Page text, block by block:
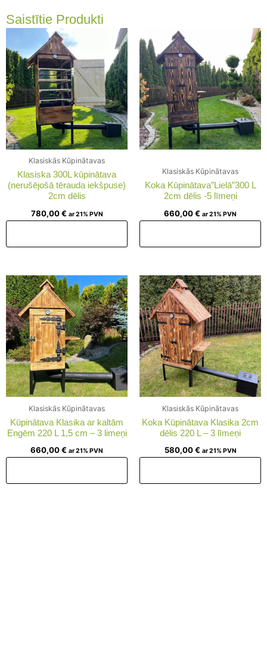
Saistītie Produkti
Klasiskās Kūpinātavas
Klasiska 300L kūpinātava
(nerušējošā tērauda iekšpuse)
2cm dēlis
780,00€ ar 21% PVN
Klasiskās Kūpinātavas
Koka Kūpinātava”Lielā”300 L
2cm dēlis -5 līmeņi
660,00€ ar 21% PVN
Klasiskās Kūpinātavas
Kūpinātava Klasika ar kaltām
Engēm 220 L 1,5 cm – 3 limeņi
660,00€ ar 21% PVN
Klasiskās Kūpinātavas
Koka Kūpinātava Klasika 2cm
dēlis 220 L – 3 līmeņi
580,00€ ar 21% PVN